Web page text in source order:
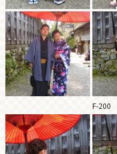
F-200